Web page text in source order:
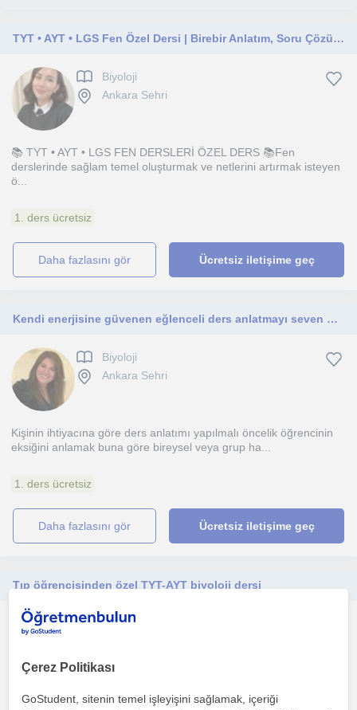
TYT • AYT • LGS Fen Özel Dersi | Birebir Anlatım, Soru Çözümü ve Öğrenciye Özel PRGRM
Biyoloji
Ankara Sehri
📚 TYT • AYT • LGS FEN DERSLERİ ÖZEL DERS 📚Fen
derslerinde sağlam temel oluşturmak ve netlerini artırmak isteyen
ö...
1. ders ücretsiz
daha fazlasını gör Ücretsiz iletişime geç
Kendi enerjisine güvenen eğlenceli ders anlatmayı seven bir öğretmenim
Biyoloji
Ankara Sehri
Kişinin ihtiyacına göre ders anlatımı yapılmalı öncelik öğrencinin
eksiğini anlamak buna göre bireysel veya grup ha...
1. ders ücretsiz
daha fazlasını gör Ücretsiz iletişime geç
Tıp öğrencisinden özel TYT-AYT biyoloji dersi
Biyoloji
1. ders ücretsiz
Çerez Politikası
GoStudent, sitenin temel işleyişini sağlamak, içeriği